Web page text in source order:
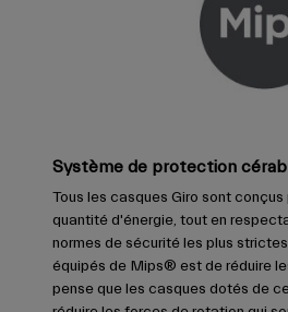
Système de protection
Tous les casques Giro sont conçus
quantité d'énergie, tout en
normes de sécurité les plus
équipés de Mips® est de réduire
pense que les casques dotés de